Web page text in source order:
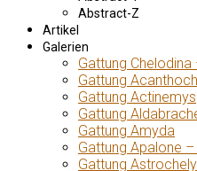
Abstract-Z
Artikel
Galerien
Gattung
Gattung
Gattung Actinemys
Gattung
Gattung Amyda
Gattung Apalone
Gattung